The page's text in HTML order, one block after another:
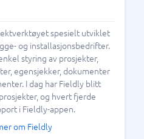
bra for deg?
spesielt utviklet
og installasjonsbedrifter.
styring av prosjekter,
egensjekker, dokumenter
I dag har Fieldly blitt
og hvert fjerde
i Fieldly-appen.
om Fieldly